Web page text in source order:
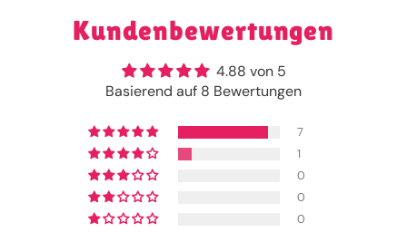
Kundenbewertungen
4.88 von 5
Basierend auf 8 Bewertungen
7
1
0
0
0